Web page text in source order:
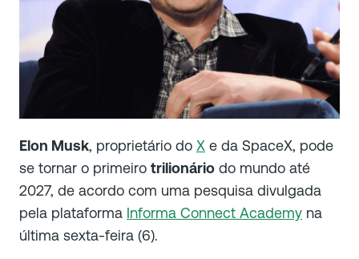
Elon Musk, proprietário do X e da SpaceX, pode
se tornar o primeiro trilionário do mundo até
2027, de acordo com uma pesquisa divulgada
pela plataforma Informa Connect Academy na
última sexta-feira (6).